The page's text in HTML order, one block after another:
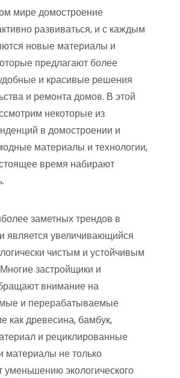
мире домостроение
развиваться, и с каждым
новые материалы и
предлагают более
и красивые решения
и ремонта домов. В этой
некоторые из
в домостроении и
материалы и технологии,
время набирают
заметных трендов в
является увеличивающийся
чистым и устойчивым
застройщики и
внимание на
и перерабатываемые
как древесина, бамбук,
и рециклированные
материалы не только
уменьшению экологического